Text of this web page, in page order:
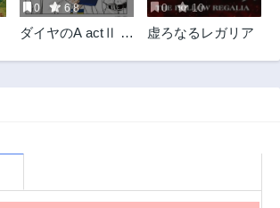
第6話
1年前
第4話
0 6.8
ダイヤのA actⅡ 外
0 10
虚ろなるレガリア